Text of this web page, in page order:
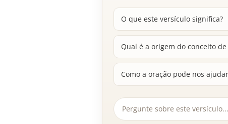
O que este versículo significa?
Qual é a origem do conceito
Como a oração pode nos